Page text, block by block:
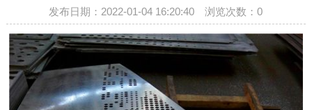
发布日期：2022-01-04 16:20:40 浏览次数：0